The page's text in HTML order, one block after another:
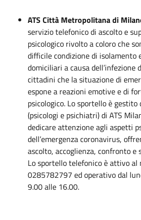
ATS Città Metropolitanadi
servizio telefonico di ascolto e
psicologico rivolto a coloro che
difficile condizione di isolamento
domiciliari a causa dell’infezione
cittadini che la situazione di
espone a reazioni emotive e di
psicologico. Lo sportello è
(psicologi e psichiatri) di ATS
dedicare attenzione agli aspetti
dell’emergenza coronavirus,
ascolto, accoglienza, confronto
Lo sportello telefonico è attivo al
0285782797 ed operativo dal
9.00 alle 16.00.